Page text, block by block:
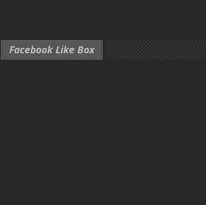
Facebook Like Box